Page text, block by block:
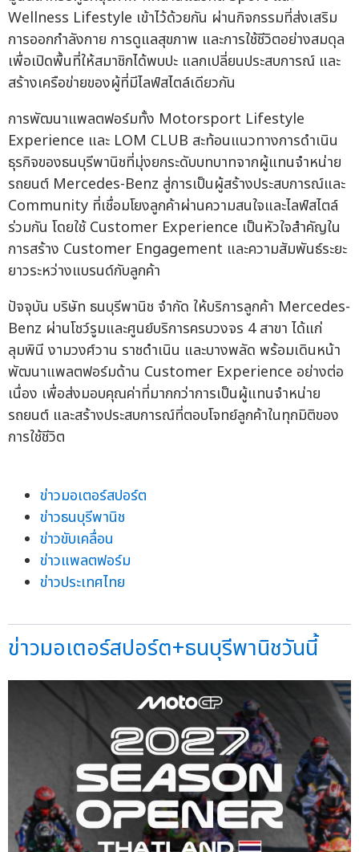
Wellness Lifestyle เข้าไว้ด้วยกัน ผ่านกิจกรรมที่ส่งเสริม
การออกกำลังกาย การดูแลสุขภาพ และการใช้ชีวิตอย่างสมดุล
เพื่อเปิดพื้นที่ให้สมาชิกได้พบปะ แลกเปลี่ยนประสบการณ์ และ
สร้างเครือข่ายของผู้ที่มีไลฟ์สไตล์เดียวกัน
การพัฒนาแพลตฟอร์มทั้ง Motorsport Lifestyle
Experience และ LOM CLUB สะท้อนแนวทางการดำเนิน
ธุรกิจของธนบุรีพานิชที่มุ่งยกระดับบทบาทจากผู้แทนจำหน่าย
รถยนต์ Mercedes-Benz สู่การเป็นผู้สร้างประสบการณ์และ
Community ที่เชื่อมโยงลูกค้าผ่านความสนใจและไลฟ์สไตล์
ร่วมกัน โดยใช้ Customer Experience เป็นหัวใจสำคัญใน
การสร้าง Customer Engagement และความสัมพันธ์ระยะ
ยาวระหว่างแบรนด์กับลูกค้า
ปัจจุบัน บริษัท ธนบุรีพานิช จำกัด ให้บริการลูกค้า Mercedes-
Benz ผ่านโชว์รูมและศูนย์บริการครบวงจร 4 สาขา ได้แก่
ลุมพินี งามวงศ์วาน ราชดำเนิน และบางพลัด พร้อมเดินหน้า
พัฒนาแพลตฟอร์มด้าน Customer Experience อย่างต่อ
เนื่อง เพื่อส่งมอบคุณค่าที่มากกว่าการเป็นผู้แทนจำหน่าย
รถยนต์ และสร้างประสบการณ์ที่ตอบโจทย์ลูกค้าในทุกมิติของ
การใช้ชีวิต
ข่าวมอเตอร์สปอร์ต
ข่าวธนบุรีพานิช
ข่าวขับเคลื่อน
ข่าวแพลตฟอร์ม
ข่าวประเทศไทย
ข่าวมอเตอร์สปอร์ต+ธนบุรีพานิชวันนี้